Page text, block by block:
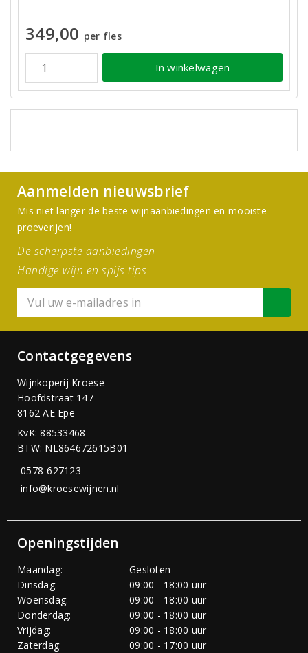
349,00 per fles
In winkelwagen
Aanmelden nieuwsbrief
Mis niet langer de beste wijnaanbiedingen en mooiste
proeverijen!
De scherpste aanbiedingen
Handige wijn en spijs tips
Contactgegevens
Wijnkoperij Kroese
Hoofdstraat 147
8162 AE Epe
KvK: 88533468
BTW: NL864672615B01
0578-627123
info@kroesewijnen.nl
Openingstijden
Maandag:
Gesloten
Dinsdag:
09:00 - 18:00 uur
Woensdag:
09:00 - 18:00 uur
Donderdag:
09:00 - 18:00 uur
Vrijdag:
09:00 - 18:00 uur
Zaterdag:
09:00 - 17:00 uur